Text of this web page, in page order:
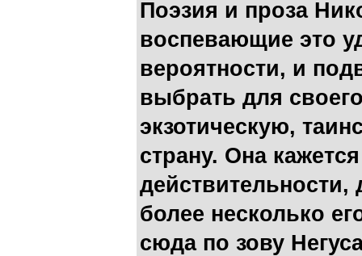
Поэзия и проза
воспевающие это
вероятности, и
выбрать для
экзотическую,
страну. Она
более несколько
сюда по зову